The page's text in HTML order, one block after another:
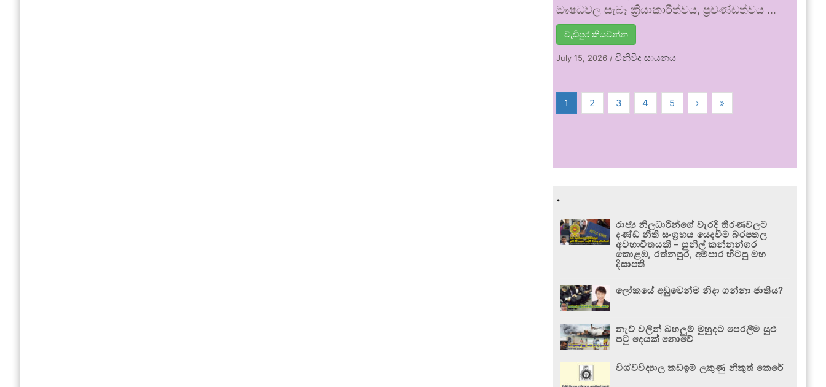
ඖෂධවල සැබෑ ක්‍රියාකාරීත්වය, ප්‍රචණ්ඩත්වය …
වැඩිපුර කියවන්න
July 15, 2026 /විනිවිද සායනය
1 2 3 4 5 › »
.
රාජ්‍ය නිලධාරීන්ගේ වැරදි තීරණවලට
දණ්ඩ නීති සංග්‍රහය යෙදවීම බරපතල
අවභාවිතයකි – සුනිල් කන්නන්ගර
කොළඹ, රත්නපුර, අම්පාර හිටපු මහ
දිසාපති
ලෝකයේ අඩුවෙන්ම නිදා ගන්නා ජාතිය?
නැව් වලින් බහලුම් මුහුදට පෙරලීම සුළු
පටු දෙයක් නොවේ
විශ්වවිද්‍යාල කඩඉම් ලකුණු නිකුත් කෙරේ